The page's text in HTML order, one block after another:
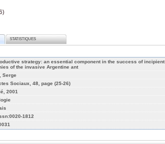
STATISTIQUES
strategy: an essential component in the success of incipient
of the invasive Argentine ant
Serge
Sociaux, 48, page (25-26)
2001
1812